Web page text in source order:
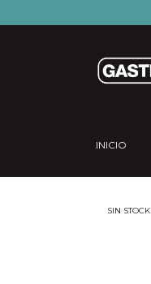
INICIO
SIN STOCK